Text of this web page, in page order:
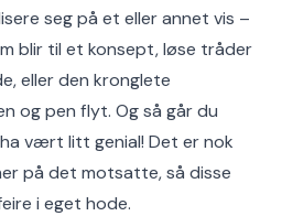
seg på et eller annet vis –
blir til et konsept, løse tråder
eller den kronglete
og pen flyt. Og så går du
vært litt genial! Det er nok
på det motsatte, så disse
i eget hode.